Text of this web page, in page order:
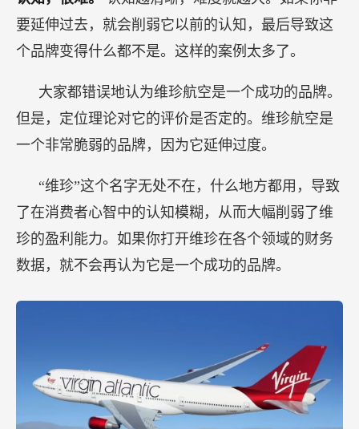
要延伸过去，就会削弱它以前的认知，最后导致这
个品牌变得什么都不是。这样的案例太多了。
大家都错误地认为维珍航空是一个成功的品牌。
但是，定位理论对它的评价是否定的。维珍航空是
一个非常脆弱的品牌，因为它延伸过度。
“维珍”这个名字无处不在，什么地方都用，导致
了在消费者心智中的认知模糊，从而大幅削弱了维
珍的盈利能力。如果你打开维珍在各个领域的财务
数据，就不会再认为它是一个成功的品牌。